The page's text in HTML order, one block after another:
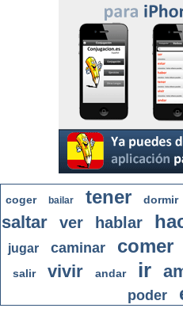
coger bailar tener dormir
saltar
ver hablar
jugar caminar comer
salir vivir andar ir
poder